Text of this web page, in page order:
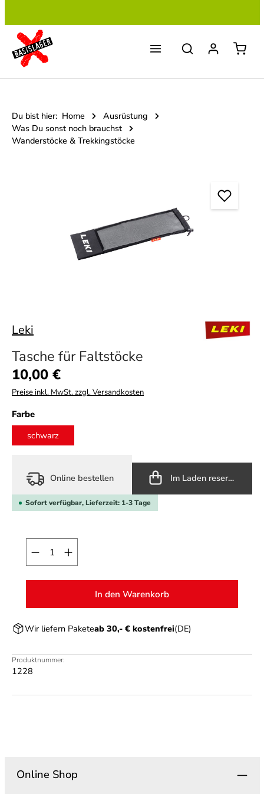
Du bist hier: Home
Ausrüstung
Was Du sonst noch brauchst
Wanderstöcke & Trekkingstöcke
Leki
Tasche für Faltstöcke
Regulärer Preis:
10,00 €
Preise inkl. MwSt. zzgl. Versandkosten
Farbeauswählen
schwarz
Online bestellen Im Laden reservieren
Sofort verfügbar, Lieferzeit: 1-3 Tage
Produkt Anzahl: Gib den gewünschten Wert
In den Warenkorb
Wir liefern Paketeab 30,- € kostenfrei(DE)
Produktnummer:
1228
Online Shop